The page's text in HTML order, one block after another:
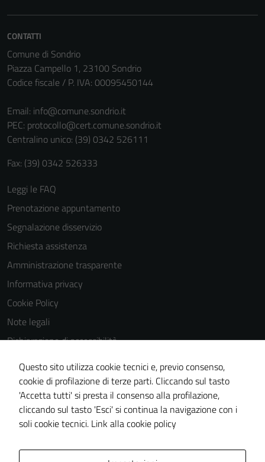
CONTATTI
Comune di Sondrio
Piazza Campello 1, 23100 Sondrio
Codice fiscale / P. IVA: 00095450144
Email: info@comune.sondrio.it
PEC: protocollo@cert.comune.sondrio.it
Centralino unico: (39) 0342 526111
Fax: (39) 0342 526333
Leggi le FAQ
Prenotazione appuntamento
Segnalazione disservizio
Richiesta assistenza
Amministrazione trasparente
Informativa privacy
Cookie Policy
Note legali
Dichiarazione di accessibilità
Dichiarazione di accessibilità Servizi
Whistleblowing
Piano di miglioramento del sito
Area riservata
Questo sito utilizza cookie tecnici e, previo consenso,
cookie di profilazione di terze parti. Cliccando sul tasto
'Accetta tutti' si presta il consenso alla profilazione,
cliccando sul tasto 'Esci' si continua la navigazione con i
soli cookie tecnici. Link alla cookie policy
informazioni